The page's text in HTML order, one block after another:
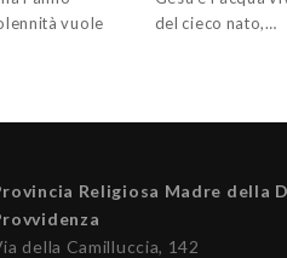
vuole
del cieco nato,…
Religiosa Madre della
della Camilluccia, 142